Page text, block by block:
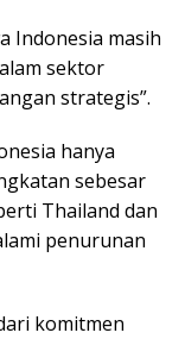
Indonesia masih
sektor
strategis”.
hanya
sebesar
Thailand dan
penurunan
komitmen